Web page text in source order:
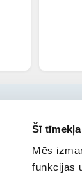
Šī
Mēs
funkcijas